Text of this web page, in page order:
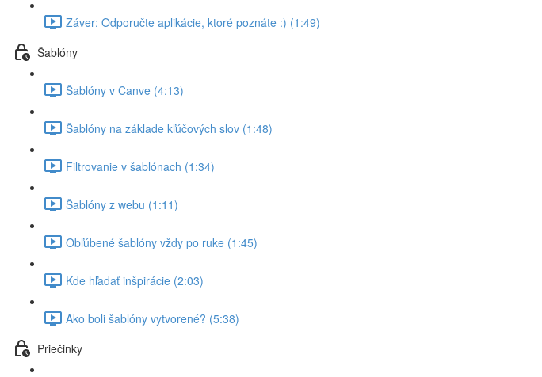
Záver: Odporučte aplikácie, ktoré poznáte :) (1:49)
Šablóny
Šablóny v Canve (4:13)
Šablóny na základe kľúčových slov (1:48)
Filtrovanie v šablónach (1:34)
Šablóny z webu (1:11)
Obľúbené šablóny vždy po ruke (1:45)
Kde hľadať inšpirácie (2:03)
Ako boli šablóny vytvorené? (5:38)
Priečinky